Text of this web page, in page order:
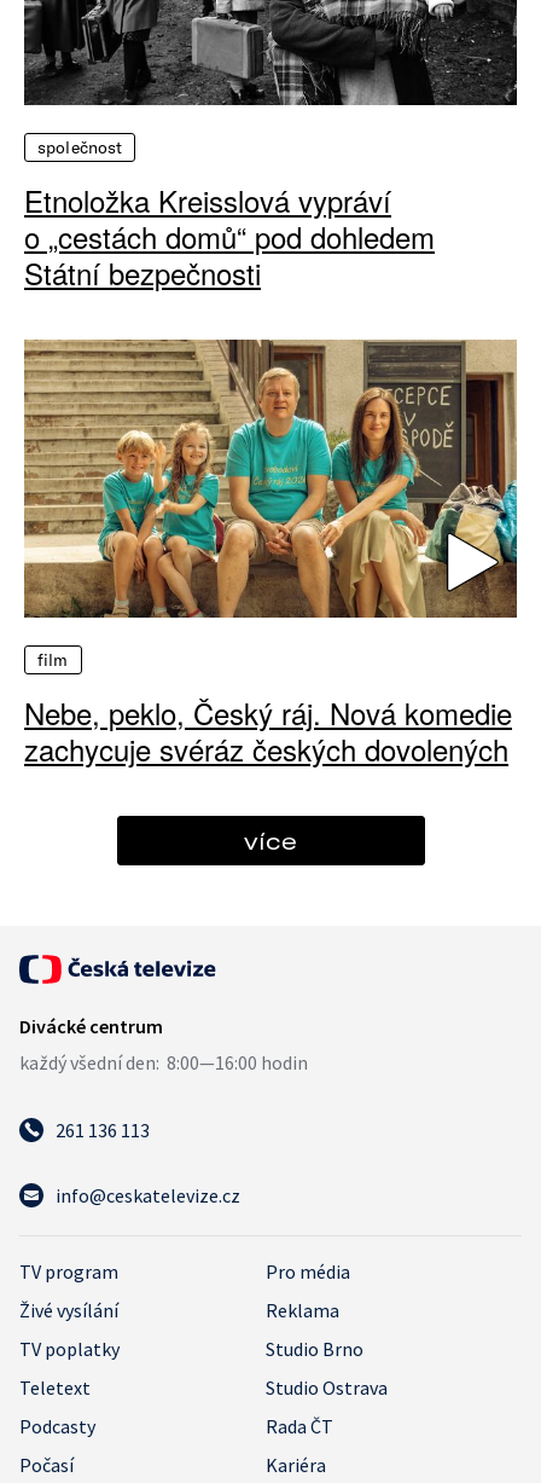
společnost
Etnoložka Kreisslová vypráví
o „cestách domů“ pod dohledem
Státní bezpečnosti
film
Nebe, peklo, Český ráj. Nová komedie
zachycuje svéráz českých dovolených
více
261 136 113
info@ceskatelevize.cz
TV program
Pro média
Živé vysílání
Reklama
TV poplatky
Studio Brno
Teletext
Studio Ostrava
Podcasty
Rada ČT
Počasí
Kariéra